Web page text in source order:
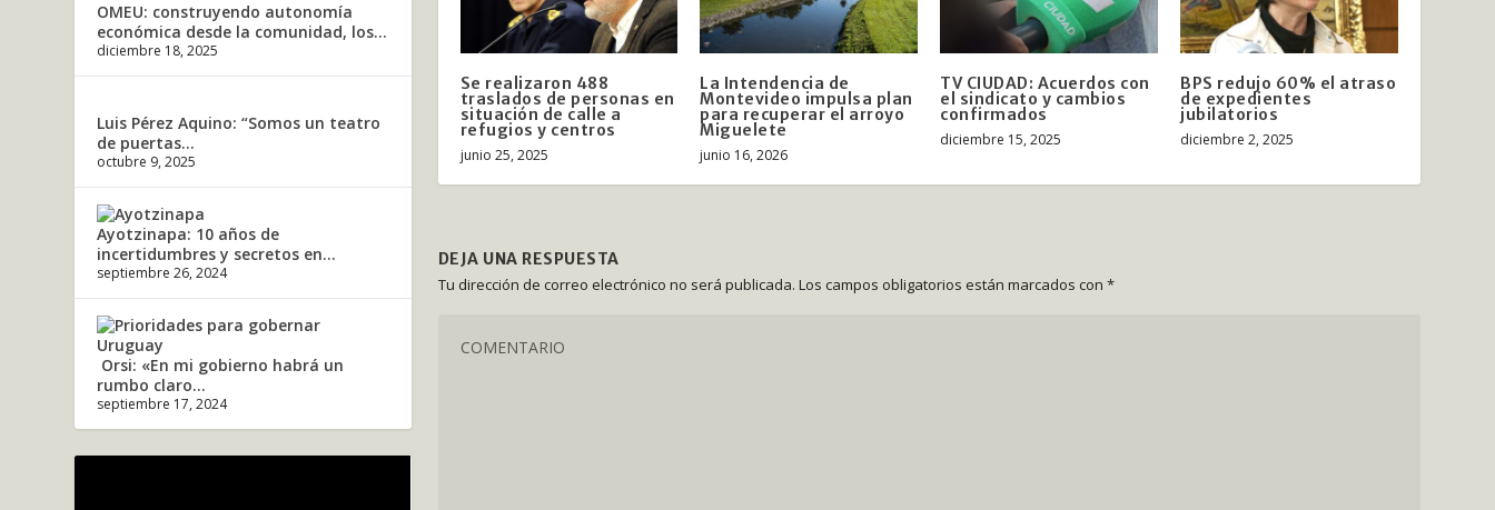
Se realizaron 488
traslados de personas en
situación de calle a
refugios y centros
junio 25, 2025
La Intendencia de
Montevideo impulsa plan
para recuperar el arroyo
Miguelete
junio 16, 2026
TV CIUDAD: Acuerdos con
el sindicato y cambios
confirmados
diciembre 15, 2025
BPS redujo 60% el atraso
de expedientes
jubilatorios
diciembre 2, 2025
DEJA UNA RESPUESTA
Tu dirección de correo electrónico no será publicada. Los campos obligatorios están marcados con *
OMEU: construyendo autonomía
económica desde la comunidad, los...
diciembre 18, 2025
Luis Pérez Aquino: “Somos un teatro
de puertas...
octubre 9, 2025
Ayotzinapa: 10 años de
incertidumbres y secretos en...
septiembre 26, 2024
Orsi: «En mi gobierno habrá un
rumbo claro...
septiembre 17, 2024